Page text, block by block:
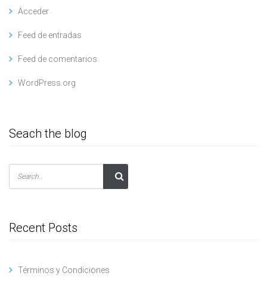
Acceder
Feed de entradas
Feed de comentarios
WordPress.org
Seach the blog
Recent Posts
Términos y Condiciones